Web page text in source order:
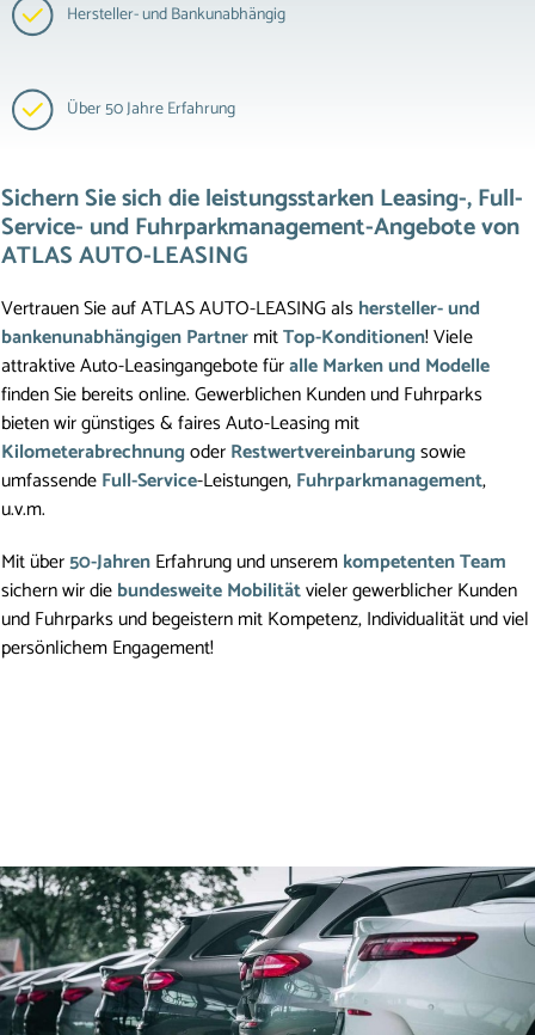
Hersteller- und Bankunabhängig
Über 50 Jahre Erfahrung
Sichern Sie sich die leistungsstarken Leasing-, Full-
Service- und Fuhrparkmanagement-Angebote von
ATLAS AUTO-LEASING
Vertrauen Sie auf ATLAS AUTO-LEASING als hersteller- und
bankenunabhängigen Partner mit Top-Konditionen! Viele
attraktive Auto-Leasingangebote für alle Marken und Modelle
finden Sie bereits online. Gewerblichen Kunden und Fuhrparks
Kilometerabrechnung oder Restwertvereinbarung sowie
umfassende Full-Service-Leistungen, Fuhrparkmanagement,
u.v.m.
Mit über 50-Jahren Erfahrung und unserem kompetenten Team
sichern wir die bundesweite Mobilität vieler gewerblicher Kunden
und Fuhrparks und begeistern mit Kompetenz, Individualität und viel
persönlichem Engagement!